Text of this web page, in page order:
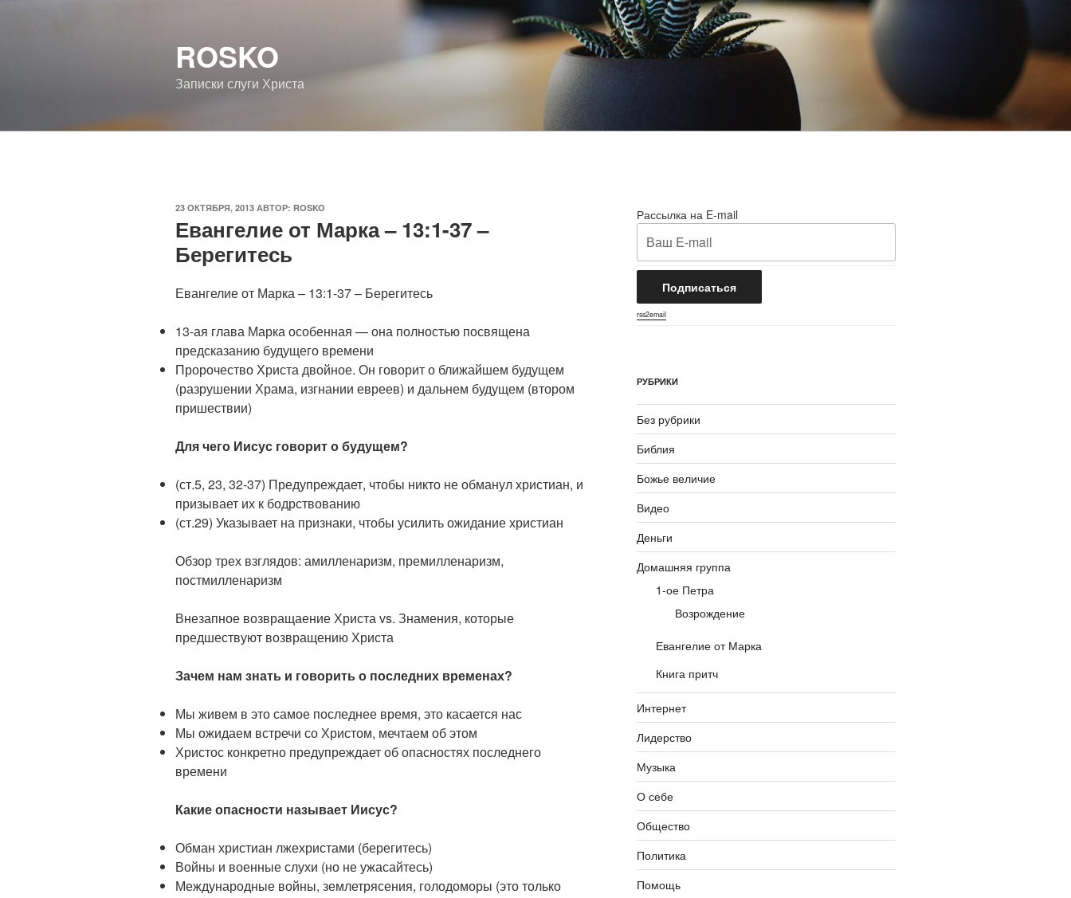
ROSKO
Записки слуги Христа
ОПУБЛИКОВАНО
23 ОКТЯБРЯ, 2013 АВТОР: ROSKO
Евангелие от Марка – 13:1-37 –
Берегитесь
Евангелие от Марка – 13:1-37 – Берегитесь
13-ая глава Марка особенная — она полностью посвящена
предсказанию будущего времени
Пророчество Христа двойное. Он говорит о ближайшем будущем
(разрушении Храма, изгнании евреев) и дальнем будущем (втором
пришествии)
Для чего Иисус говорит о будущем?
(ст.5, 23, 32-37) Предупреждает, чтобы никто не обманул христиан, и
призывает их к бодрствованию
(ст.29) Указывает на признаки, чтобы усилить ожидание христиан
Обзор трех взглядов: амилленаризм, премилленаризм,
постмилленаризм
Внезапное возвращаение Христа vs. Знамения, которые
предшествуют возвращению Христа
Зачем нам знать и говорить о последних временах?
Мы живем в это самое последнее время, это касается нас
Мы ожидаем встречи со Христом, мечтаем об этом
Христос конкретно предупреждает об опасностях последнего
времени
Какие опасности называет Иисус?
Обман христиан лжехристами (берегитесь)
Войны и военные слухи (но не ужасайтесь)
Международные войны, землетрясения, голодоморы (это только
Рассылка на E-mail
rss2email
РУБРИКИ
Без рубрики
Библия
Божье величие
Видео
Деньги
Домашняя группа
1-ое Петра
Возрождение
Евангелие от Марка
Книга притч
Интернет
Лидерство
Музыка
О себе
Общество
Политика
Помощь